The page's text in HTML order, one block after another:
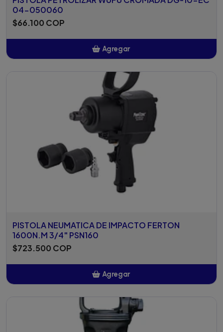
04-050060
$66.100 COP
Agregar
PISTOLA NEUMATICA DE IMPACTO FERTON
1600N.M 3/4" PSN160
$723.500 COP
Agregar